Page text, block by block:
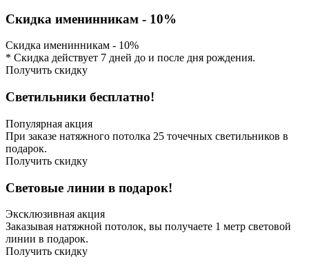
Скидка именинникам - 10%
Скидка именинникам - 10%
* Скидка действует 7 дней до и после дня рождения.
Получить скидку
Светильники бесплатно!
Популярная акция
При заказе натяжного потолка 25 точечных светильников в
подарок.
Получить скидку
Световые линии в подарок!
Эксклюзивная акция
Заказывая натяжной потолок, вы получаете 1 метр световой
линии в подарок.
Получить скидку